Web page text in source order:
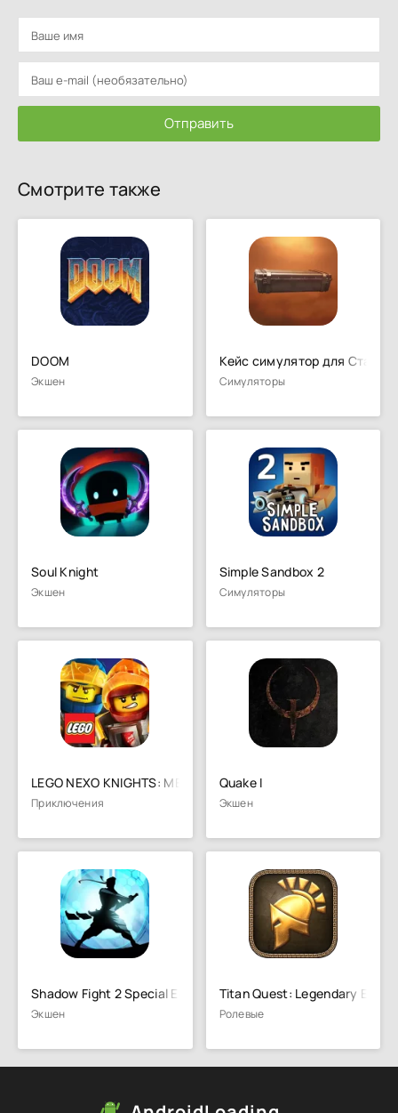
Отправить
Смотрите также
DOOM
Экшен
Кейс симулятор для
Симуляторы
Soul Knight
Экшен
Simple Sandbox 2
Симуляторы
LEGO NEXO KNIGHTS: MERLOK 2.0
Приключения
Quake I
Экшен
Shadow Fight 2 Special Edition
Экшен
Titan Quest: Legendary
Ролевые